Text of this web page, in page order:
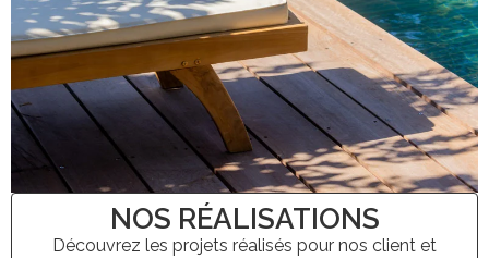
NOS RÉALISATIONS
Découvrez les projets réalisés pour nos client et